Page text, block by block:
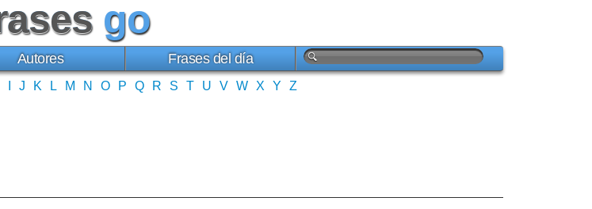
go
Autores Frases del día
J K L M N O P Q R S T U V W X Y Z